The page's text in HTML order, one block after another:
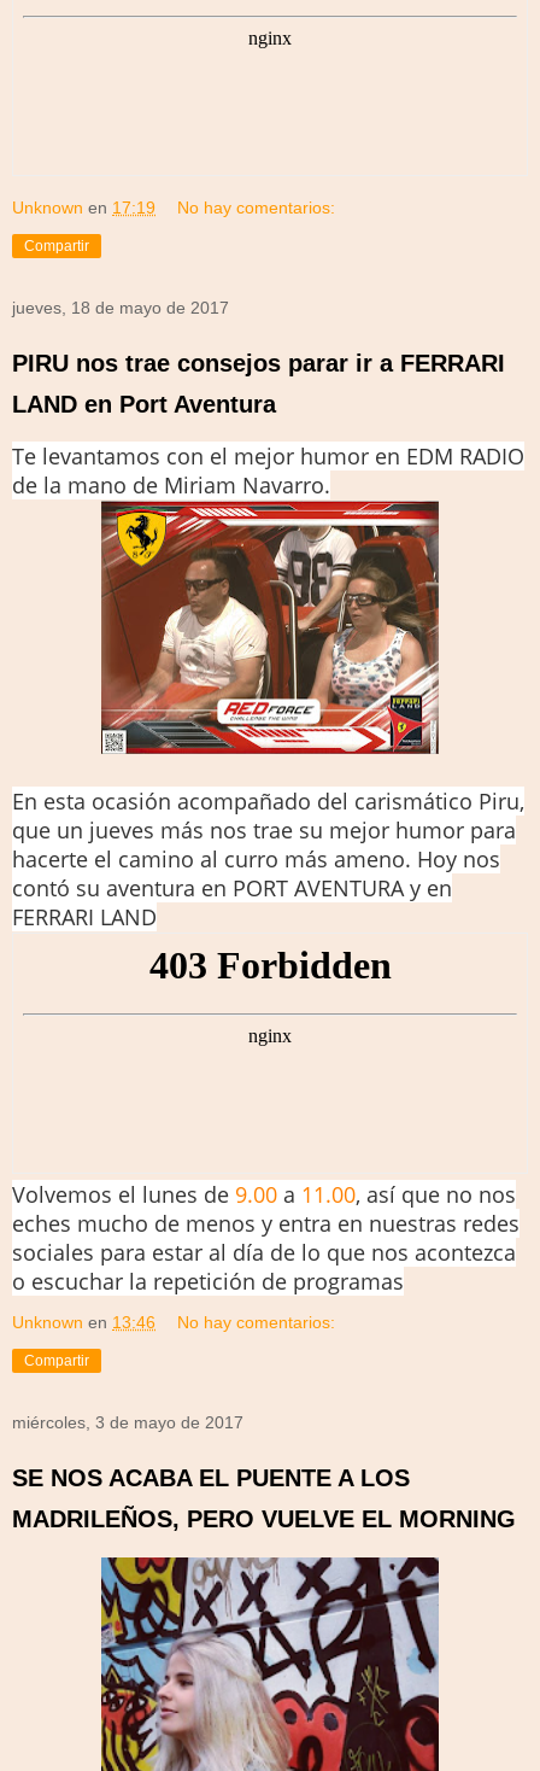
Unknown en 17:19 No hay comentarios:
Compartir
jueves, 18 de mayo de 2017
PIRU nos trae consejos parar ir a FERRARI
LAND en Port Aventura
Te levantamos con el mejor humor en EDM RADIO
de la mano de Miriam Navarro.
En esta ocasión acompañado del carismático Piru,
que un jueves más nos trae su mejor humor para
hacerte el camino al curro más ameno. Hoy nos
contó su aventura en PORT AVENTURA y en
FERRARI LAND
Volvemos el lunes de 9.00 a 11.00, así que no nos
eches mucho de menos y entra en nuestras redes
sociales para estar al día de lo que nos acontezca
o escuchar la repetición de programas
Unknown en 13:46 No hay comentarios:
Compartir
miércoles, 3 de mayo de 2017
SE NOS ACABA EL PUENTE A LOS
MADRILEÑOS, PERO VUELVE EL MORNING